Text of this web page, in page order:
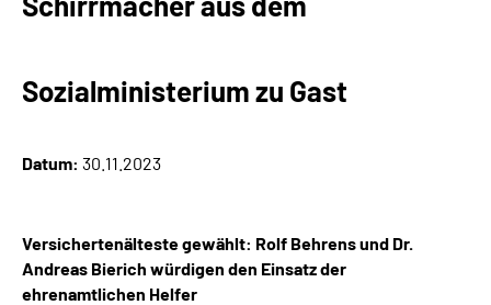
Presse
Über uns
Leichte Sprache
Sozialministerium zu Gast
Datum: 30.11.2023
Versichertenälteste gewählt: Rolf Behrens und Dr.
Andreas Bierich würdigen den Einsatz der
ehrenamtlichen Helfer